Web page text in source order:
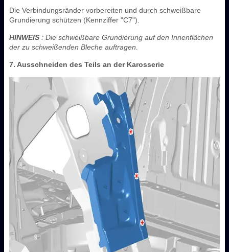
Die Verbindungsränder vorbereiten und durch schweißbare
Grundierung schützen (Kennziffer "C7").
HINWEIS : Die schweißbare Grundierung auf den Innenflächen
der zu schweißenden Bleche auftragen.
7. Ausschneiden des Teils an der Karosserie